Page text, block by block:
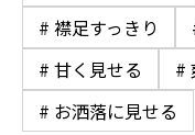
# 襟足すっきり
# 甘く見せる
#
# お洒落に見せる